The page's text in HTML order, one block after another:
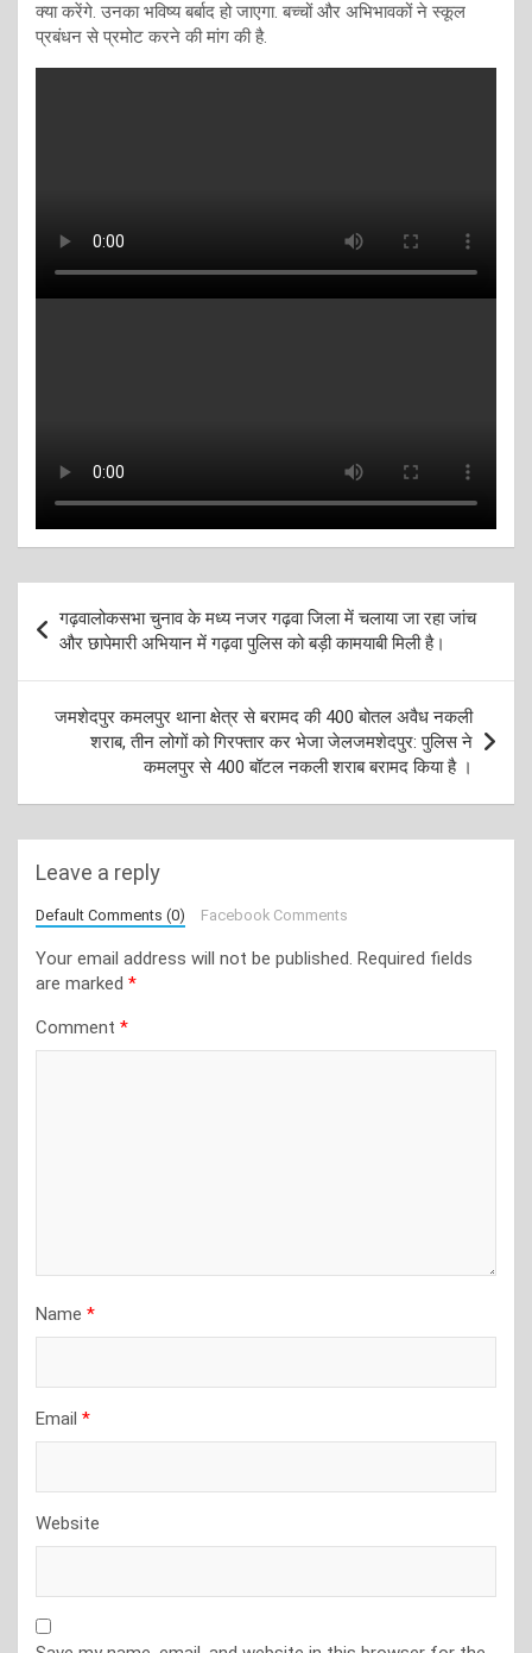
क्या करेंगे. उनका भविष्य बर्बाद हो जाएगा. बच्चों और अभिभावकों ने स्कूल
प्रबंधन से प्रमोट करने की मांग की है.
navigation
गढ़वालोकसभा चुनाव के मध्य नजर गढ़वा जिला में चलाया जा रहा जांच
और छापेमारी अभियान में गढ़वा पुलिस को बड़ी कामयाबी मिली है।
जमशेदपुर कमलपुर थाना क्षेत्र से बरामद की 400 बोतल अवैध नकली
शराब, तीन लोगों को गिरफ्तार कर भेजा जेलजमशेदपुर: पुलिस ने
कमलपुर से 400 बॉटल नकली शराब बरामद किया है ।
Leave a reply
Default Comments (0) Facebook Comments
Your email address will not be published. Required fields
are marked *
Comment *
Name *
Email *
Website